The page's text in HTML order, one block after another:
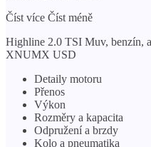
Číst více Číst méně
Highline 2.0 TSI Muv, benzín,
XNUMX USD
Detaily motoru
Přenos
Výkon
Rozměry a kapacita
Odpružení a brzdy
Kolo a pneumatika